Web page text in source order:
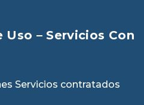
Uso – Servicios Con
Servicios contratados